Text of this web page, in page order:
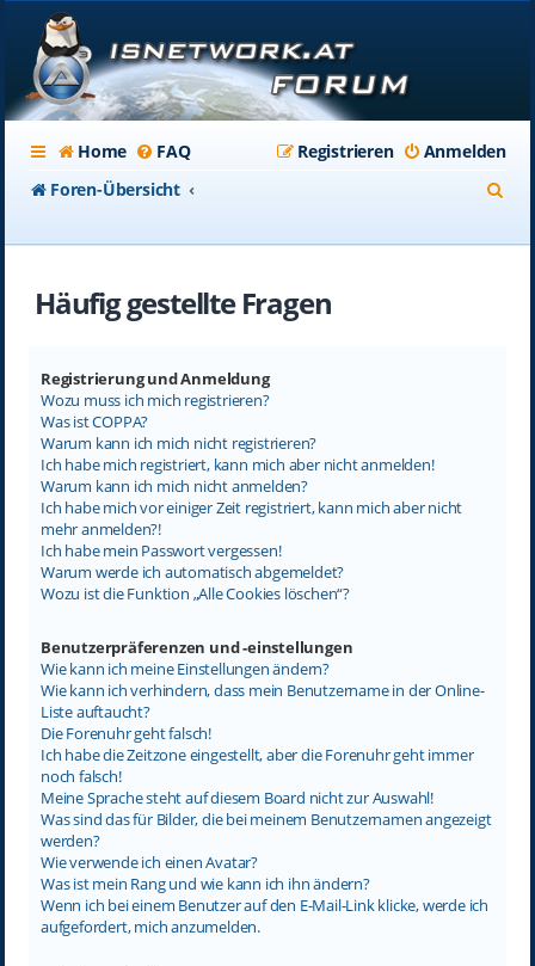
Home FAQ Anmelden
Registrieren
Foren-Übersicht
Häufig gestellte Fragen
Registrierung und Anmeldung
Wozu muss ich mich registrieren?
Was ist COPPA?
Warum kann ich mich nicht registrieren?
Ich habe mich registriert, kann mich aber nicht anmelden!
Warum kann ich mich nicht anmelden?
Ich habe mich vor einiger Zeit registriert, kann mich aber nicht
mehr anmelden?!
Ich habe mein Passwort vergessen!
Warum werde ich automatisch abgemeldet?
Wozu ist die Funktion „Alle Cookies löschen“?
Benutzerpräferenzen und -einstellungen
Wie kann ich meine Einstellungen ändern?
Wie kann ich verhindern, dass mein Benutzername in der Online-
Liste auftaucht?
Die Forenuhr geht falsch!
Ich habe die Zeitzone eingestellt, aber die Forenuhr geht immer
noch falsch!
Meine Sprache steht auf diesem Board nicht zur Auswahl!
Was sind das für Bilder, die bei meinem Benutzernamen angezeigt
werden?
Wie verwende ich einen Avatar?
Was ist mein Rang und wie kann ich ihn ändern?
Wenn ich bei einem Benutzer auf den E-Mail-Link klicke, werde ich
aufgefordert, mich anzumelden.